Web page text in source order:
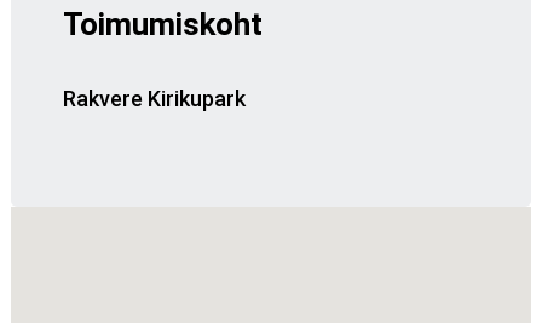
Toimumiskoht
Rakvere Kirikupark